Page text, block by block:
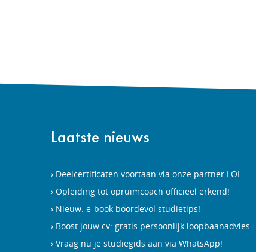
Laatste nieuws
Deelcertificaten voortaan via onze partner LOI
Opleiding tot opruimcoach officieel erkend!
Nieuw: e-book boordevol studietips!
Boost jouw cv: gratis persoonlijk loopbaanadvies
Vraag nu je studiegids aan via WhatsApp!